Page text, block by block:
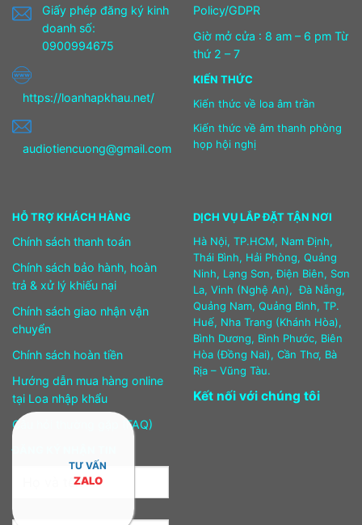
Giấy phép đăng ký kinh
doanh số:
0900994675
https://loanhapkhau.net/
audiotiencuong@gmail.com
Policy/GDPR
Giờ mở cửa : 8 am – 6 pm Từ
thứ 2 – 7
KIẾN THỨC
Kiến thức về loa âm trần
Kiến thức về âm thanh phòng
họp hội nghị
HỖ TRỢ KHÁCH HÀNG
Chính sách thanh toán
Chính sách bảo hành, hoàn
trả & xử lý khiếu nại
Chính sách giao nhận vận
chuyển
Chính sách hoàn tiền
Hướng dẫn mua hàng online
tại Loa nhập khẩu
Câu hỏi thường gặp (FAQ)
DỊCH VỤ LẮP ĐẶT TẬN NƠI
Hà Nội, TP.HCM, Nam Định,
Thái Bình, Hải Phòng, Quảng
Ninh, Lạng Sơn, Điện Biên, Sơn
La, Vinh (Nghệ An), Đà Nẵng,
Quảng Nam, Quảng Bình, TP.
Huế, Nha Trang (Khánh Hòa),
Bình Dương, Bình Phước, Biên
Hòa (Đồng Nai), Cần Thơ, Bà
Rịa – Vũng Tàu.
Kết nối với chúng tôi
TƯ VẤN
ZALO